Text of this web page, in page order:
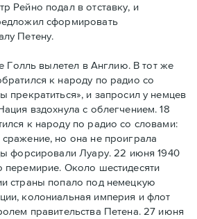
Рейно подал в отставку, и
сформировать
Петену.
вылетел в Англию. В тот же
к народу по радио со
прекратиться», и запросил у немцев
вздохнула с облегчением. 18
к народу по радио со словами:
но она не проиграла
форсировали Луару. 22 июня 1940
перемирие. Около шестидесяти
страны попало под немецкую
колониальная империя и флот
правительства Петена. 27 июня